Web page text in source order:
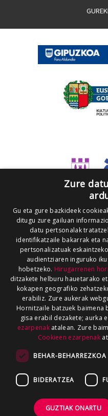
Zure
Gu eta gure bazkideek
ditugu zure gailuan
datu pertsonalak
identifikatzaile bakarrak eta
pertsonalizatuak
audientziaren inguruko
hobetzeko. Hirugarrenen
ditzakete helburu hauetarako
kokapen geografiko
erabiliz. Zure aukerak
Hornitzaile batzuek
gisa erabil dezakete; aurka
ezarpenakatalean. Zure
Cookieen ezarpenak
BEHAR-BEHARREZKOA
BIDERATZEA
GUZTIAK ONARTU